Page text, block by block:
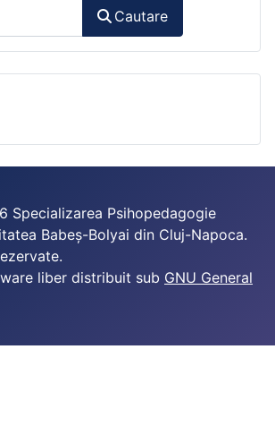
Cautare
Specializarea Psihopedagogie
Babeș-Bolyai din Cluj-Napoca.
liber distribuit sub GNU General